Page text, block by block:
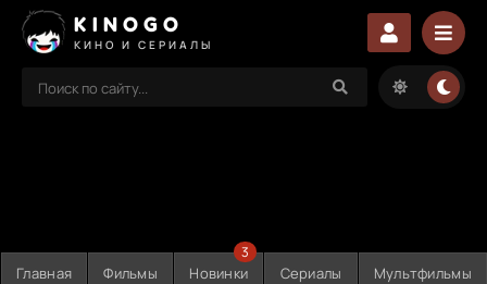
KINOGO
КИНО И СЕРИАЛЫ
Главная Фильмы Новинки
3
Сериалы Мультфильмы